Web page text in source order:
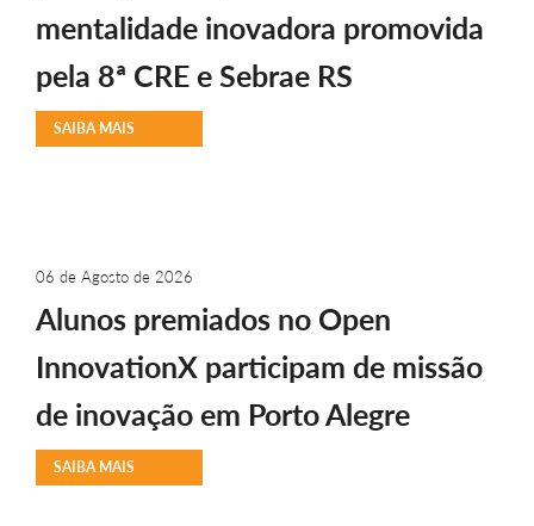
mentalidade inovadora promovida
pela 8ª CRE e Sebrae RS
SAIBA MAIS
06 de Agosto de 2026
Alunos premiados no Open
InnovationX participam de missão
de inovação em Porto Alegre
SAIBA MAIS